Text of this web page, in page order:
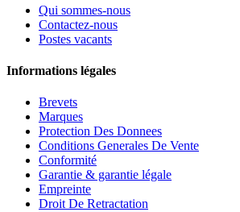
Qui sommes-nous
Contactez-nous
Postes vacants
Informations légales
Brevets
Marques
Protection Des Donnees
Conditions Generales De Vente
Conformité
Garantie & garantie légale
Empreinte
Droit De Retractation